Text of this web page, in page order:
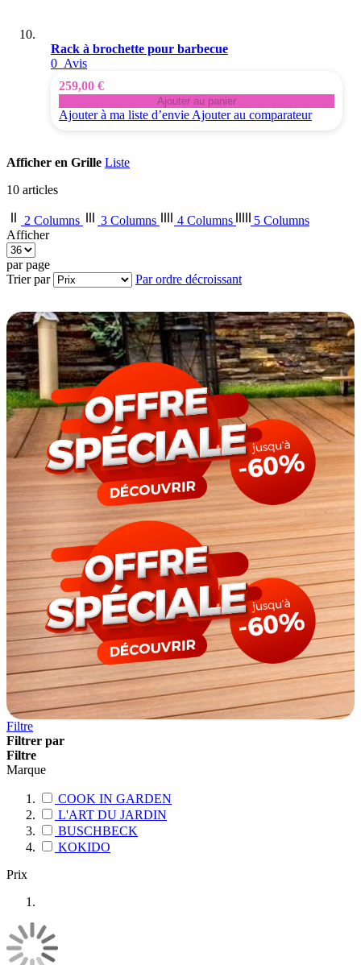
Rack à brochette pour barbecue
0 Avis
259,00 €
Ajouter au panier
Ajouter à ma liste d’envie Ajouter au comparateur
Afficher en Grille Liste
10 articles
2 Columns 3 Columns 4 Columns
5 Columns
Afficher
par page
Trier par
Par ordre décroissant
Filtre
Filtrer par
Filtre
Marque
COOK IN GARDEN
L'ART DU JARDIN
BUSCHBECK
KOKIDO
Prix